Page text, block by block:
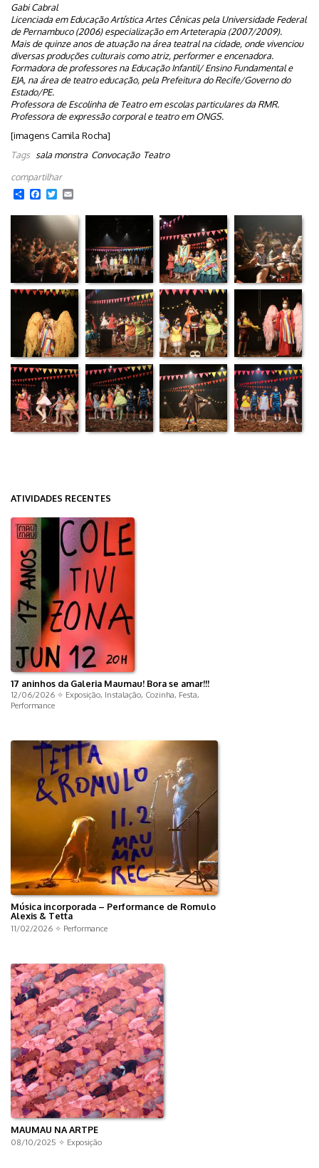
Gabi Cabral
Licenciada em Educação Artística Artes Cênicas pela Universidade Federal
de Pernambuco (2006) especialização em Arteterapia (2007/2009).
Mais de quinze anos de atuação na área teatral na cidade, onde vivenciou
diversas produções culturais como atriz, performer e encenadora.
Formadora de professores na Educação Infantil/ Ensino Fundamental e
EJA, na área de teatro educação, pela Prefeitura do Recife/Governo do
Estado/PE.
Professora de Escolinha de Teatro em escolas particulares da RMR.
Professora de expressão corporal e teatro em ONGS.
[imagens Camila Rocha]
Tags sala monstra Convocação Teatro
ShareFacebook
Twitter
ATIVIDADES RECENTES
17 aninhos da Galeria Maumau! Bora se amar!!!
12/06/2026 ✧ Exposição, Instalação, Cozinha, Festa,
Performance
Música incorporada – Performance de Romulo
Alexis & Tetta
11/02/2026 ✧ Performance
MAUMAU NA ARTPE
08/10/2025 ✧ Exposição